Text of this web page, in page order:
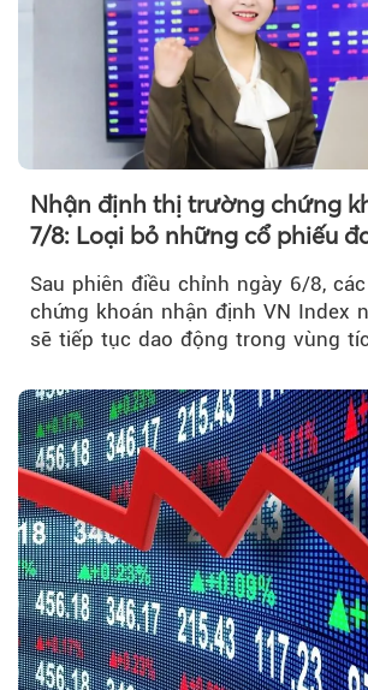
Nhận định thị trường chứng
7/8: Loại bỏ những cổ phiếu
Sau phiên điều chỉnh ngày 6/8,
chứng khoán nhận định VN Index
sẽ tiếp tục dao động trong vùng